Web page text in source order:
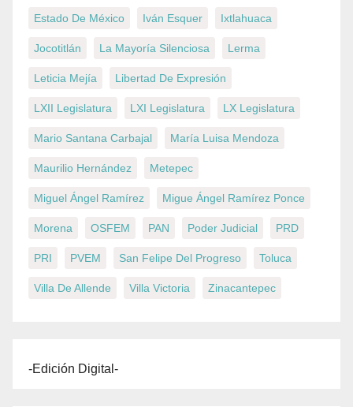
Estado De México Iván Esquer Ixtlahuaca
Jocotitlán La Mayoría Silenciosa Lerma
Leticia Mejía Libertad De Expresión
LXII Legislatura LXI Legislatura LX Legislatura
Mario Santana Carbajal María Luisa Mendoza
Maurilio Hernández Metepec
Miguel Ángel Ramírez Migue Ángel Ramírez Ponce
Morena OSFEM PAN Poder Judicial PRD
PRI PVEM San Felipe Del Progreso Toluca
Villa De Allende Villa Victoria Zinacantepec
-Edición Digital-